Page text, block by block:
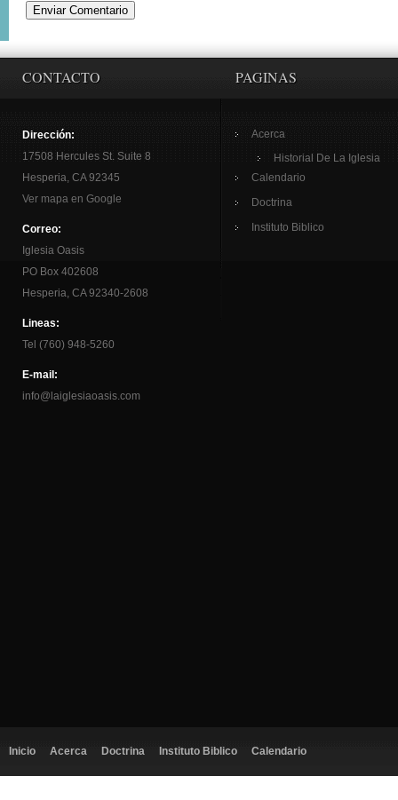
CONTACTO
Dirección:
17508 Hercules St. Suite 8
Hesperia, CA 92345
Ver mapa en Google
Correo:
Iglesia Oasis
PO Box 402608
Hesperia, CA 92340-2608
Lineas:
Tel (760) 948-5260
E-mail:
info@laiglesiaoasis.com
PAGINAS
Acerca
Historial De La Iglesia
Calendario
Doctrina
Instituto Biblico
Inicio Acerca Doctrina Instituto Biblico Calendario